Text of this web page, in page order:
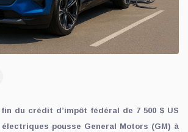
du crédit d’impôt fédéral de 7 500 $ US
pousse General Motors (GM) à